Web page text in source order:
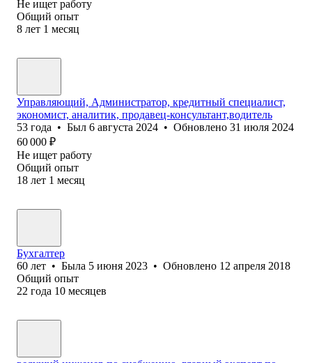
Не ищет работу
Общий опыт
8 лет 1 месяц
Управляющий, Администратор, кредитный специалист,
экономист, аналитик, продавец-консультант,водитель
53 года • Был 6 августа 2024 • Обновлено 31 июля 2024
60 000 ₽
Не ищет работу
Общий опыт
18 лет 1 месяц
Бухгалтер
60 лет • Была 5 июня 2023 • Обновлено 12 апреля 2018
Общий опыт
22 года 10 месяцев